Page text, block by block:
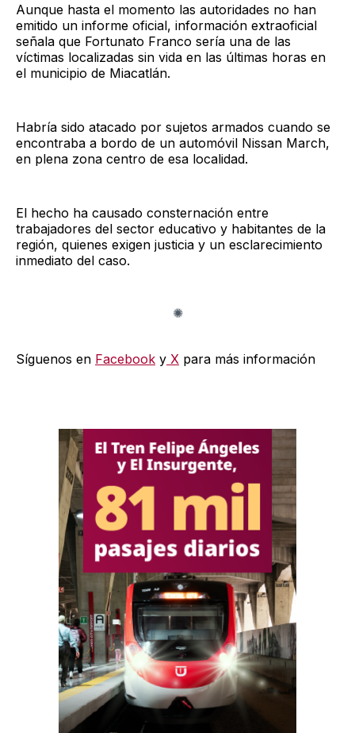
Aunque hasta el momento las autoridades no han
emitido un informe oficial, información extraoficial
señala que Fortunato Franco sería una de las
víctimas localizadas sin vida en las últimas horas en
el municipio de Miacatlán.
Habría sido atacado por sujetos armados cuando se
encontraba a bordo de un automóvil Nissan March,
en plena zona centro de esa localidad.
El hecho ha causado consternación entre
trabajadores del sector educativo y habitantes de la
región, quienes exigen justicia y un esclarecimiento
inmediato del caso.
Síguenos en Facebook y X para más información